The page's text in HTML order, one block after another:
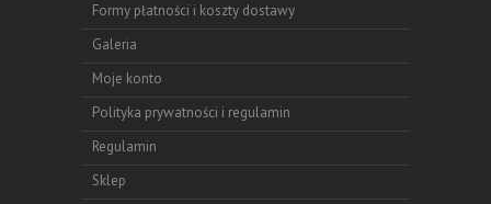
Formy płatności i koszty dostawy
Galeria
Moje konto
Polityka prywatności i regulamin
Regulamin
Sklep